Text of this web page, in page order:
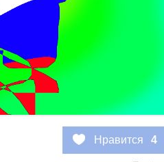
Нравится 4